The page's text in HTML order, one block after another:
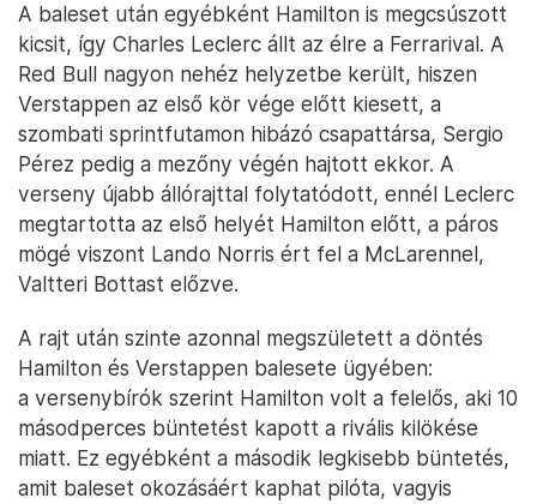
A baleset után egyébként Hamilton is megcsúszott
kicsit, így Charles Leclerc állt az élre a Ferrarival. A
Red Bull nagyon nehéz helyzetbe került, hiszen
Verstappen az első kör vége előtt kiesett, a
szombati sprintfutamon hibázó csapattársa, Sergio
Pérez pedig a mezőny végén hajtott ekkor. A
verseny újabb állórajttal folytatódott, ennél Leclerc
megtartotta az első helyét Hamilton előtt, a páros
mögé viszont Lando Norris ért fel a McLarennel,
Valtteri Bottast előzve.
A rajt után szinte azonnal megszületett a döntés
Hamilton és Verstappen balesete ügyében:
a versenybírók szerint Hamilton volt a felelős, aki 10
másodperces büntetést kapott a rivális kilökése
miatt. Ez egyébként a második legkisebb büntetés,
amit baleset okozásáért kaphat pilóta, vagyis